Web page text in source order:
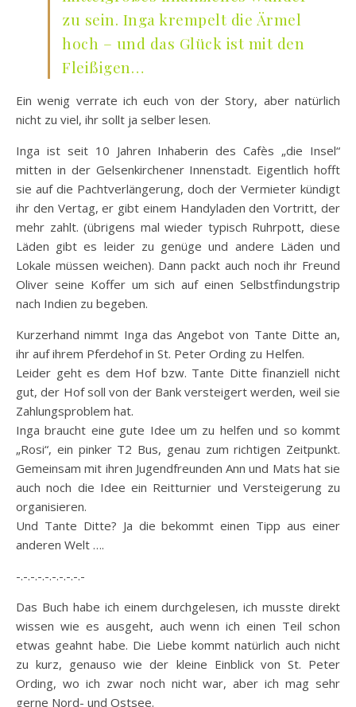
zu sein. Inga krempelt die Ärmel
hoch – und das Glück ist mit den
Fleißigen…
Ein wenig verrate ich euch von der Story, aber natürlich
nicht zu viel, ihr sollt ja selber lesen.
Inga ist seit 10 Jahren Inhaberin des Cafès „die Insel“
mitten in der Gelsenkirchener Innenstadt. Eigentlich hofft
sie auf die Pachtverlängerung, doch der Vermieter kündigt
ihr den Vertag, er gibt einem Handyladen den Vortritt, der
mehr zahlt. (übrigens mal wieder typisch Ruhrpott, diese
Läden gibt es leider zu genüge und andere Läden und
Lokale müssen weichen). Dann packt auch noch ihr Freund
Oliver seine Koffer um sich auf einen Selbstfindungstrip
nach Indien zu begeben.
Kurzerhand nimmt Inga das Angebot von Tante Ditte an,
ihr auf ihrem Pferdehof in St. Peter Ording zu Helfen.
Leider geht es dem Hof bzw. Tante Ditte finanziell nicht
gut, der Hof soll von der Bank versteigert werden, weil sie
Zahlungsproblem hat.
Inga braucht eine gute Idee um zu helfen und so kommt
„Rosi“, ein pinker T2 Bus, genau zum richtigen Zeitpunkt.
Gemeinsam mit ihren Jugendfreunden Ann und Mats hat sie
auch noch die Idee ein Reitturnier und Versteigerung zu
organisieren.
Und Tante Ditte? Ja die bekommt einen Tipp aus einer
anderen Welt ….
-.-.-.-.-.-.-.-.-.-
Das Buch habe ich einem durchgelesen, ich musste direkt
wissen wie es ausgeht, auch wenn ich einen Teil schon
etwas geahnt habe. Die Liebe kommt natürlich auch nicht
zu kurz, genauso wie der kleine Einblick von St. Peter
Ording, wo ich zwar noch nicht war, aber ich mag sehr
gerne Nord- und Ostsee.